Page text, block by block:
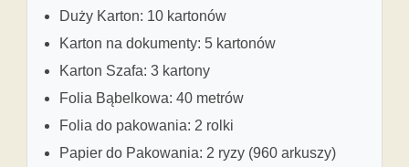
Duży Karton: 10 kartonów
Karton na dokumenty: 5 kartonów
Karton Szafa: 3 kartony
Folia Bąbelkowa: 40 metrów
Folia do pakowania: 2 rolki
Papier do Pakowania: 2 ryzy (960 arkuszy)